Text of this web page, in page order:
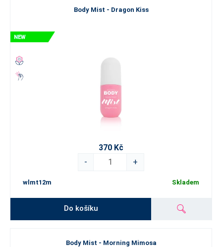
Body Mist - Dragon Kiss
370 Kč
-
+
wlmt12m Skladem
Do košíku
Body Mist - Morning Mimosa